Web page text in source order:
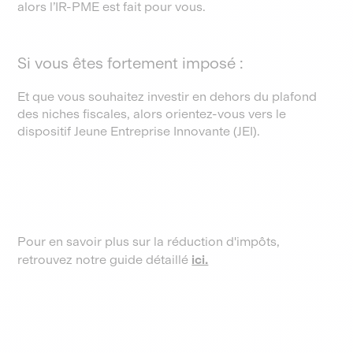
alors l’IR-PME est fait pour vous.
Si vous êtes fortement imposé :
Et que vous souhaitez investir en dehors du plafond
des niches fiscales, alors orientez-vous vers le
dispositif Jeune Entreprise Innovante (JEI).
Pour en savoir plus sur la réduction d'impôts,
retrouvez notre guide détaillé ici.